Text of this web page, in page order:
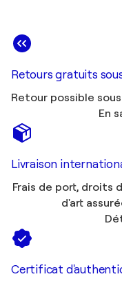
Retours gratuits
Retour possible
En
Livraison
Frais de port, droits
d'art
Certificat